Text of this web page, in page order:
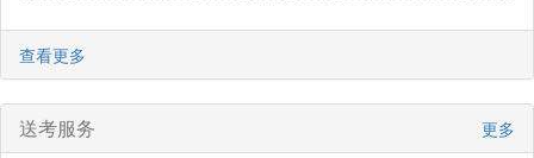
查看更多
送考服务 更多